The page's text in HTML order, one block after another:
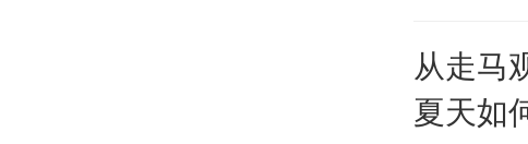
从走马
夏天如